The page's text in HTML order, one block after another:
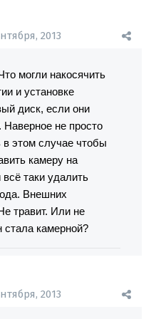
2013
могли накосячить
и установке
диск, если они
Наверное не просто
в этом случае чтобы
камеру на
таки удалить
Внешних
травит. Или не
стала камерной?
2013